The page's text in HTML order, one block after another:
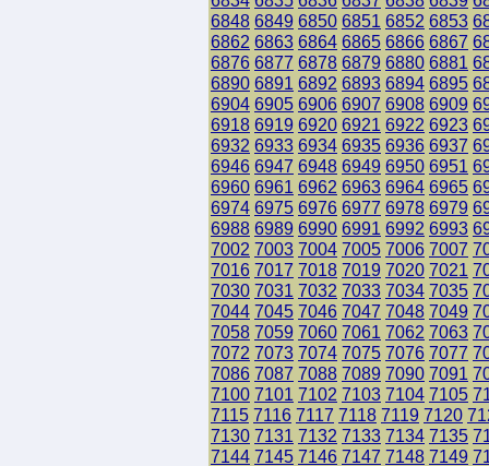
6848 6849 6850 6851 6852 6853
6862 6863 6864 6865 6866 6867
6876 6877 6878 6879 6880 6881
6890 6891 6892 6893 6894 6895
6904 6905 6906 6907 6908 6909
6918 6919 6920 6921 6922 6923
6932 6933 6934 6935 6936 6937
6946 6947 6948 6949 6950 6951
6960 6961 6962 6963 6964 6965
6974 6975 6976 6977 6978 6979
6988 6989 6990 6991 6992 6993
7002 7003 7004 7005 7006 7007
7016 7017 7018 7019 7020 7021
7030 7031 7032 7033 7034 7035
7044 7045 7046 7047 7048 7049
7058 7059 7060 7061 7062 7063
7072 7073 7074 7075 7076 7077
7086 7087 7088 7089 7090 7091
7100 7101 7102 7103 7104 7105
7115 7116 7117 7118 7119 7120
7130 7131 7132 7133 7134 7135
7144 7145 7146 7147 7148 7149